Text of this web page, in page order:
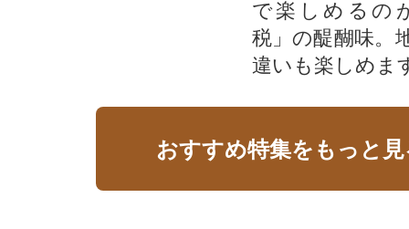
で楽しめるの
税」の醍醐味。
違いも楽しめま
おすすめ特集をもっと